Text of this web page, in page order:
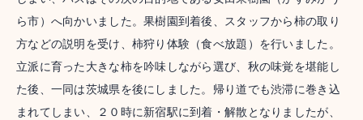
ら市）へ向かいました。果樹園到着後、スタッフから柿の取り
方などの説明を受け、柿狩り体験（食べ放題）を行いました。
立派に育った大きな柿を吟味しながら選び、秋の味覚を堪能し
た後、一同は茨城県を後にしました。帰り道でも渋滞に巻き込
まれてしまい、２０時に新宿駅に到着・解散となりましたが、